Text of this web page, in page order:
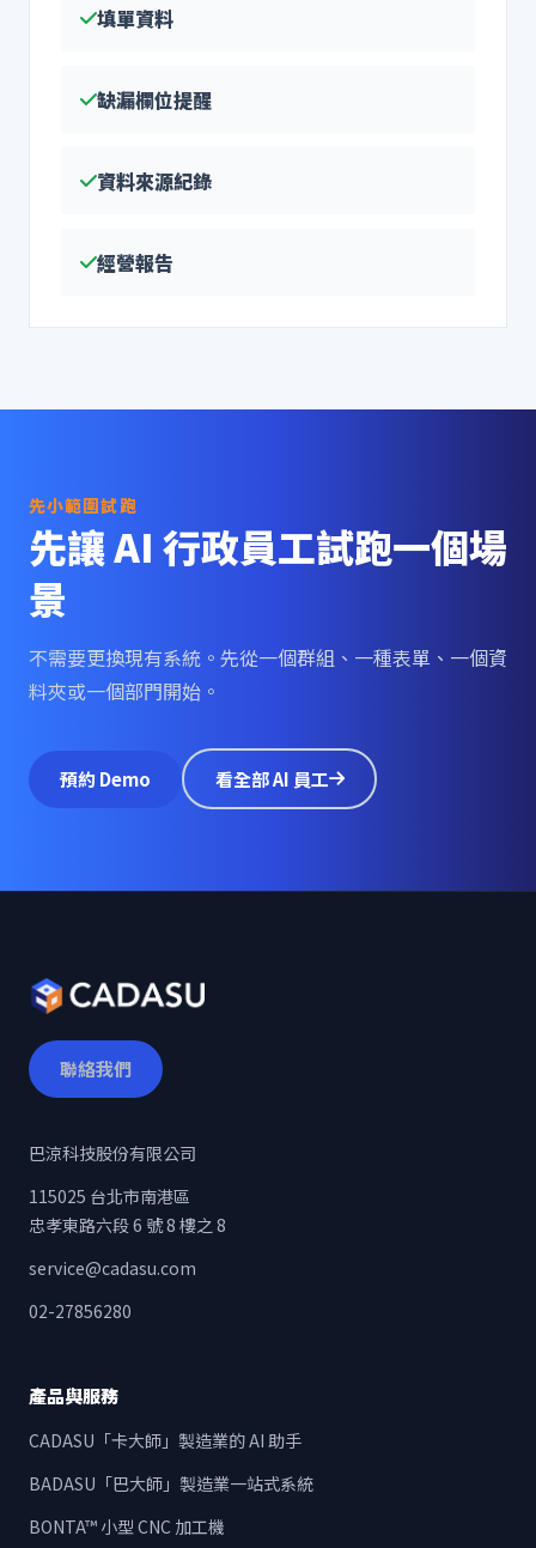
填單資料
缺漏欄位提醒
資料來源紀錄
經營報告
先小範圍試跑
先讓 AI 行政員工試跑一個場
景
不需要更換現有系統。先從一個群組、一種表單、一個資
料夾或一個部門開始。
預約 Demo 看全部 AI 員工
聯絡我們
巴涼科技股份有限公司
115025 台北市南港區
忠孝東路六段 6 號 8 樓之 8
service@cadasu.com
02-27856280
產品與服務
CADASU「卡大師」製造業的 AI 助手
BADASU「巴大師」製造業一站式系統
BONTA™ 小型 CNC 加工機